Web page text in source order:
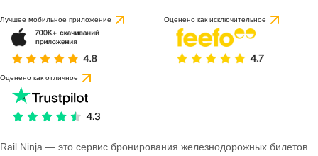
Лучшее мобильное приложение Оценено как исключительное
Оценено как отличное
Rail Ninja — это сервис бронирования железнодорожных билетов